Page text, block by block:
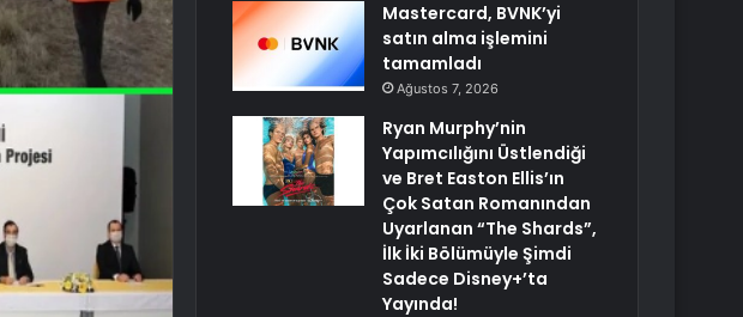
Mastercard, BVNK’yi
satın alma işlemini
tamamladı
Ağustos 7, 2026
Ryan Murphy’nin
Yapımcılığını Üstlendiği
ve Bret Easton Ellis’ın
Çok Satan Romanından
Uyarlanan “The Shards”,
İlk İki Bölümüyle Şimdi
Sadece Disney+’ta
Yayında!